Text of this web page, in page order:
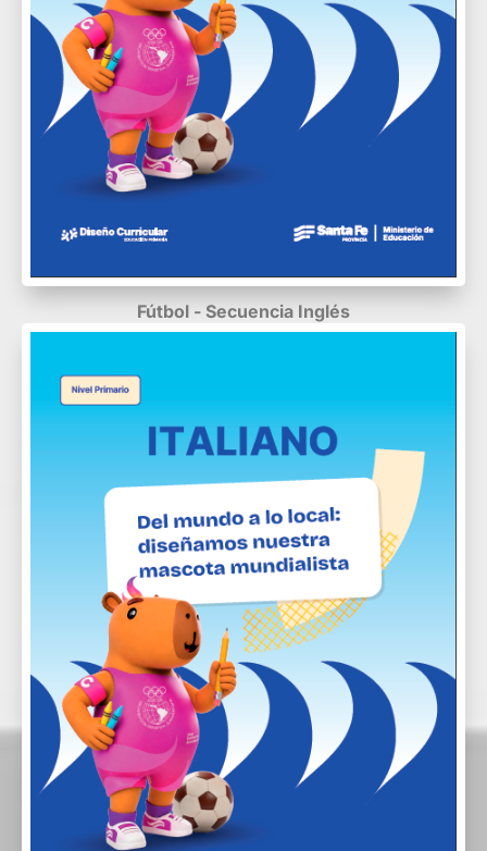
Fútbol - Secuencia Inglés